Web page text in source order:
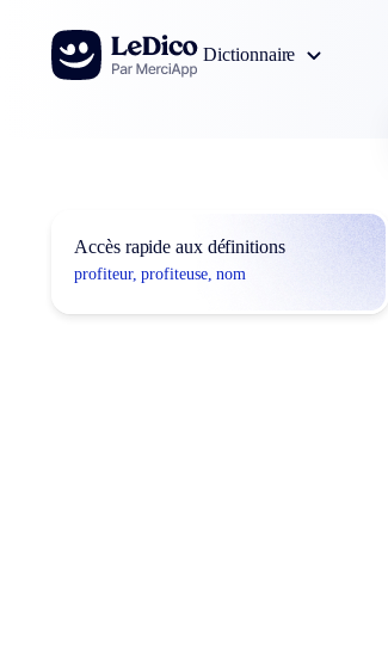
Aller au contenu
Dictionnaire
Accès rapide aux définitions
profiteur, profiteuse, nom